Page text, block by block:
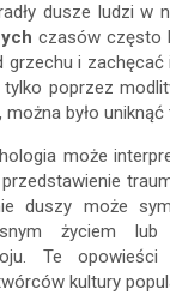
dusze ludzi w
czasów często
i zachęcać
tylko poprzez
można było
może
duszy może
życiem lub
Te
kultury